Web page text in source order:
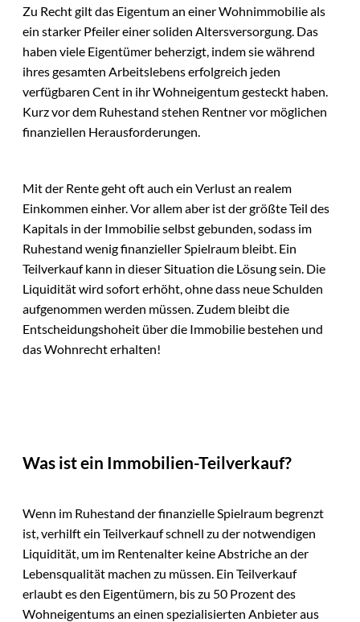
Zu Recht gilt das Eigentum an einer Wohnimmobilie als
ein starker Pfeiler einer soliden Altersversorgung. Das
haben viele Eigentümer beherzigt, indem sie während
ihres gesamten Arbeitslebens erfolgreich jeden
verfügbaren Cent in ihr Wohneigentum gesteckt haben.
Kurz vor dem Ruhestand stehen Rentner vor möglichen
finanziellen Herausforderungen.
Mit der Rente geht oft auch ein Verlust an realem
Einkommen einher. Vor allem aber ist der größte Teil des
Kapitals in der Immobilie selbst gebunden, sodass im
Ruhestand wenig finanzieller Spielraum bleibt. Ein
Teilverkauf kann in dieser Situation die Lösung sein. Die
Liquidität wird sofort erhöht, ohne dass neue Schulden
aufgenommen werden müssen. Zudem bleibt die
Entscheidungshoheit über die Immobilie bestehen und
das Wohnrecht erhalten!
Was ist ein Immobilien-Teilverkauf?
Wenn im Ruhestand der finanzielle Spielraum begrenzt
ist, verhilft ein Teilverkauf schnell zu der notwendigen
Liquidität, um im Rentenalter keine Abstriche an der
Lebensqualität machen zu müssen. Ein Teilverkauf
erlaubt es den Eigentümern, bis zu 50 Prozent des
Wohneigentums an einen spezialisierten Anbieter aus